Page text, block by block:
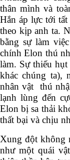
Nhưng Elon
thân mình và
Hắn áp lực tới
phải theo kịp
được đổi bằng
hủy diệt – chính
nhất từ lúc đi
hắn hoàn toàn
loạn như chính
tâm và đôi khi là
của không ít lần
mình, bị phản
thần.